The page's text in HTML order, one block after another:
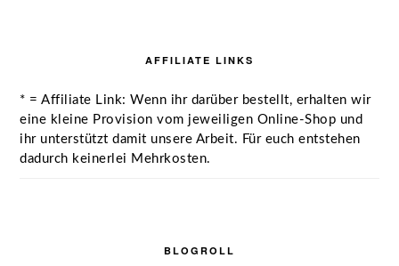
AFFILIATE LINKS
* = Affiliate Link: Wenn ihr darüber bestellt, erhalten wir
eine kleine Provision vom jeweiligen Online-Shop und
ihr unterstützt damit unsere Arbeit. Für euch entstehen
dadurch keinerlei Mehrkosten.
BLOGROLL